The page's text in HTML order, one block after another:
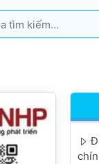
Kết quả sẽ